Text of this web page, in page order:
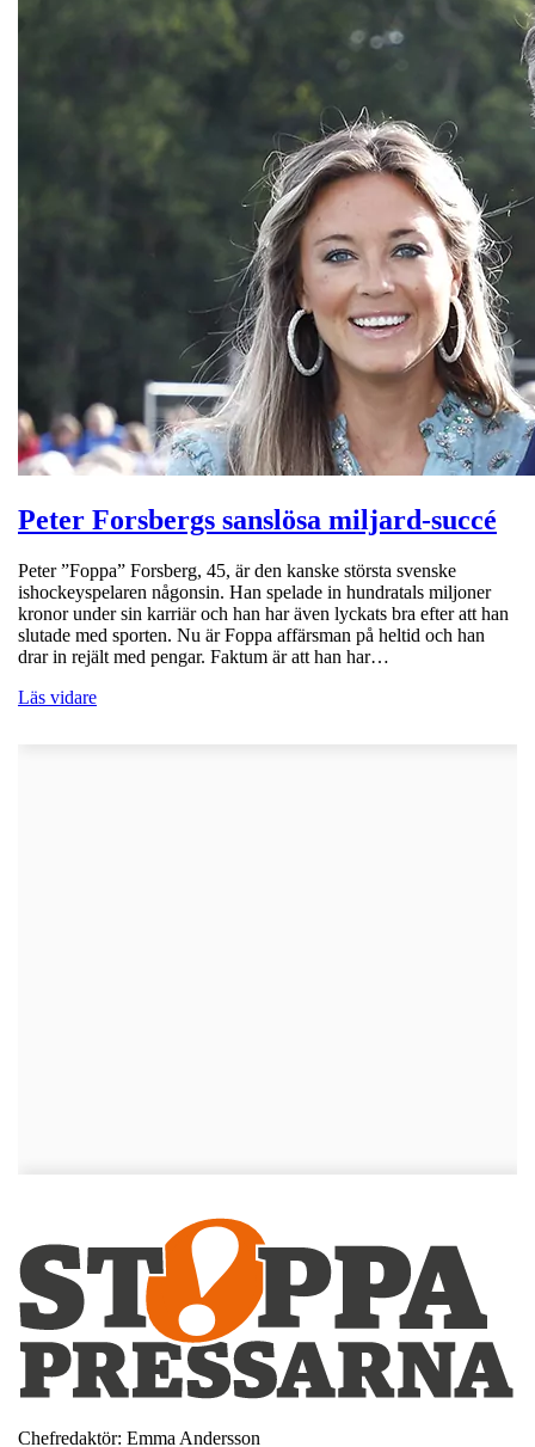
Peter Forsbergs sanslösa miljard-succé
Peter ”Foppa” Forsberg, 45, är den kanske största svenske
ishockeyspelaren någonsin. Han spelade in hundratals miljoner
kronor under sin karriär och han har även lyckats bra efter att han
slutade med sporten. Nu är Foppa affärsman på heltid och han
drar in rejält med pengar. Faktum är att han har…
Läs vidare
Chefredaktör: Emma Andersson